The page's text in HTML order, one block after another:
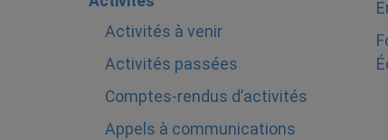
Activités à venir
Activités passées
Comptes-rendus d’activités
Appels à communications